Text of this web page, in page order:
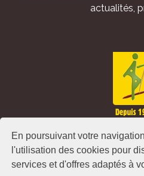
En poursuivant votre
l'utilisation des cookies pour
services et d'offres adaptés à
actualités,